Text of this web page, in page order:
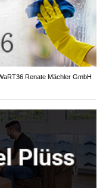
und mehr
Renate Mächler GmbH